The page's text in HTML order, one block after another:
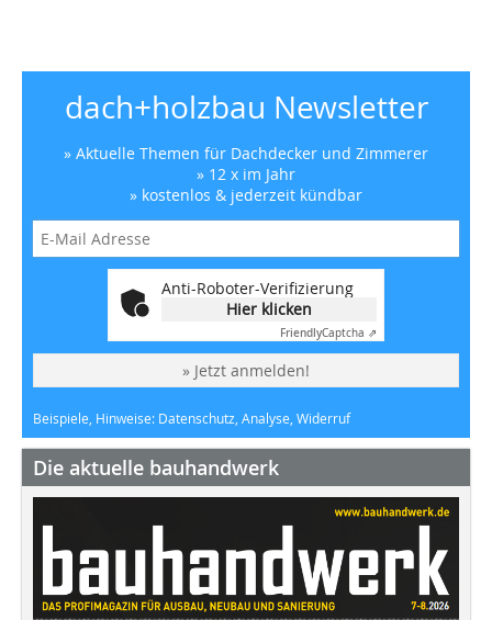
dach+holzbau Newsletter
» Aktuelle Themen für Dachdecker und Zimmerer
» 12 x im Jahr
» kostenlos & jederzeit kündbar
Anti-Roboter-Verifizierung
Hier klicken
FriendlyCaptcha ⇗
» Jetzt anmelden!
Beispiele, Hinweise: Datenschutz, Analyse, Widerruf
Die aktuelle bauhandwerk